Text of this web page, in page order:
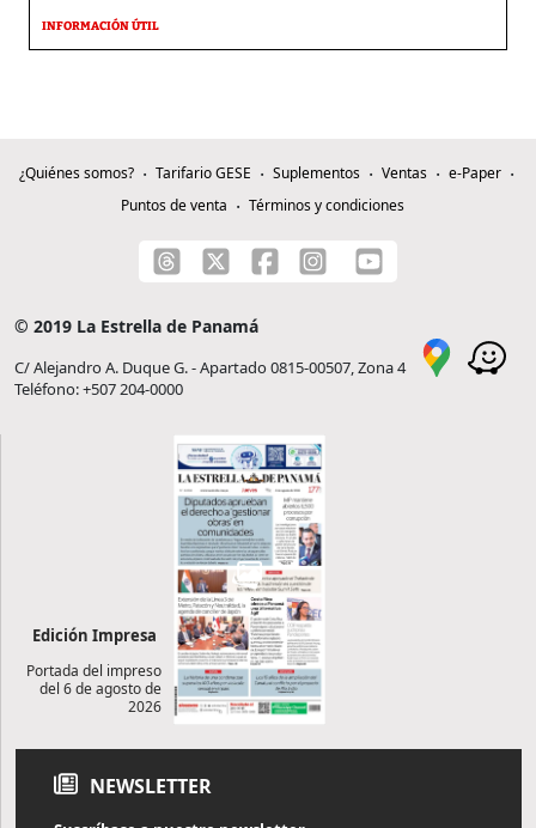
INFORMACIÓN ÚTIL
¿Quiénes somos? Tarifario GESE Suplementos Ventas
e-Paper
Puntos de venta
Términos y condiciones
© 2019 La Estrella de Panamá
C/ Alejandro A. Duque G. - Apartado 0815-00507, Zona 4
Teléfono: +507 204-0000
Edición Impresa
Portada del impreso
del 6 de agosto de
2026
NEWSLETTER